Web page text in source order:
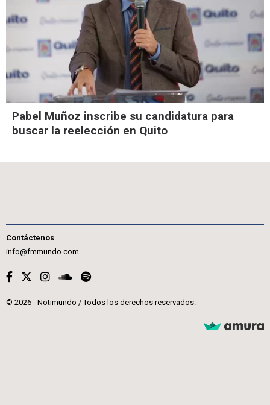
Pabel Muñoz inscribe su candidatura para
buscar la reelección en Quito
Contáctenos
info@fmmundo.com
© 2026 - Notimundo / Todos los derechos reservados.